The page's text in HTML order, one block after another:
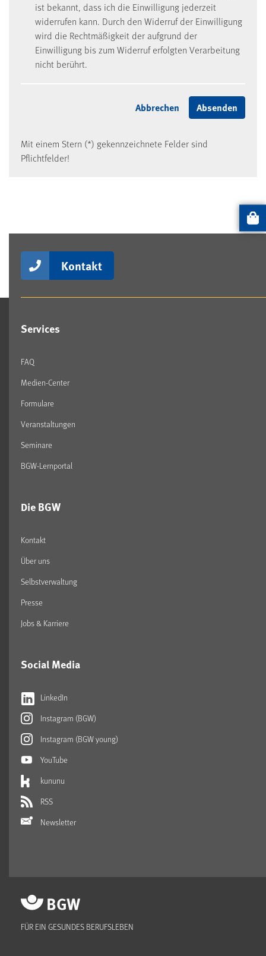
ist bekannt, dass ich die Einwilligung jederzeit
widerrufen kann. Durch den Widerruf der Einwilligung
wird die Rechtmäßigkeit der aufgrund der
Einwilligung bis zum Widerruf erfolgten Verarbeitung
nicht berührt.
Mit einem Stern (*) gekennzeichnete Felder sind
Pflichtfelder!
Kontakt
Services
FAQ
Medien-Center
Formulare
Veranstaltungen
Seminare
BGW-Lernportal
Die BGW
Kontakt
Über uns
Selbstverwaltung
Presse
Jobs & Karriere
Social Media
LinkedIn
Instagram (BGW)
Instagram (BGW young)
YouTube
kununu
RSS
Newsletter
FÜR EIN GESUNDES BERUFSLEBEN
Artikel